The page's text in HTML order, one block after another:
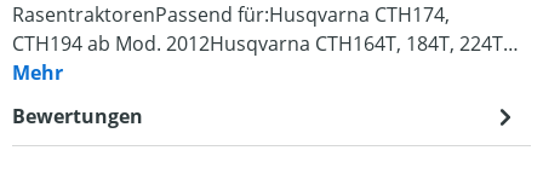
RasentraktorenPassend für:Husqvarna CTH174,
CTH194 ab Mod. 2012Husqvarna CTH164T, 184T, 224T…
Mehr
Bewertungen